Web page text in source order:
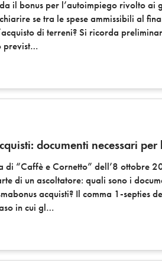
il bonus per l’autoimpiego rivolto ai
se tra le spese ammissibili al
di terreni? Si ricorda
previst
documenti necessari
di “Caffè e Cornetto” dell’8 ottobre
di un ascoltatore: quali sono i
acquisti? Il comma 1-
in cui gl